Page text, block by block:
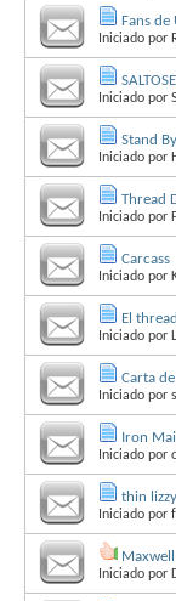
Fans de
Iniciado por
Iniciado por
Stand
Iniciado por
Thread
Iniciado por
Carcass
Iniciado por
El
Iniciado por
Carta
Iniciado por
Iron
Iniciado por
thin lizzy
Iniciado por
Iniciado por